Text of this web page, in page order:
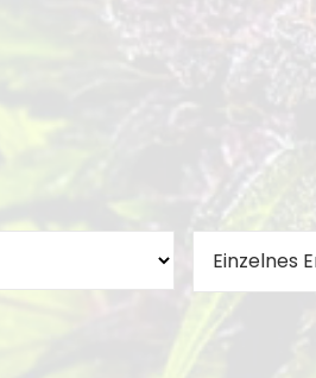
Einzelnes